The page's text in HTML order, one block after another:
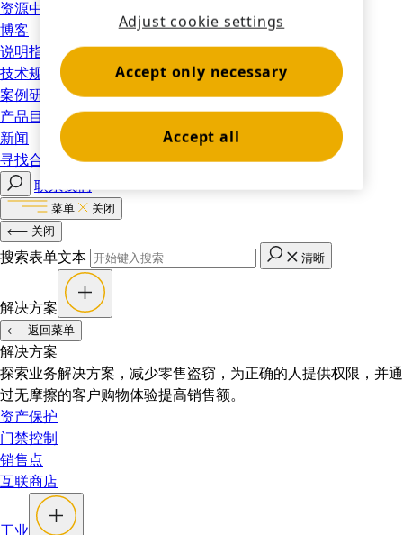
资源中心
博客
说明指南
技术规格
案例研究
产品目录
新闻
寻找合作伙伴
联系我们
菜单
关闭
关闭
搜索表单文本 清晰
解决方案
返回菜单
解决方案
探索业务解决方案，减少零售盗窃，为正确的人提供权限，并通
过无摩擦的客户购物体验提高销售额。
资产保护
门禁控制
销售点
互联商店
工业
Adjust cookie settings
Accept only necessary
Accept all